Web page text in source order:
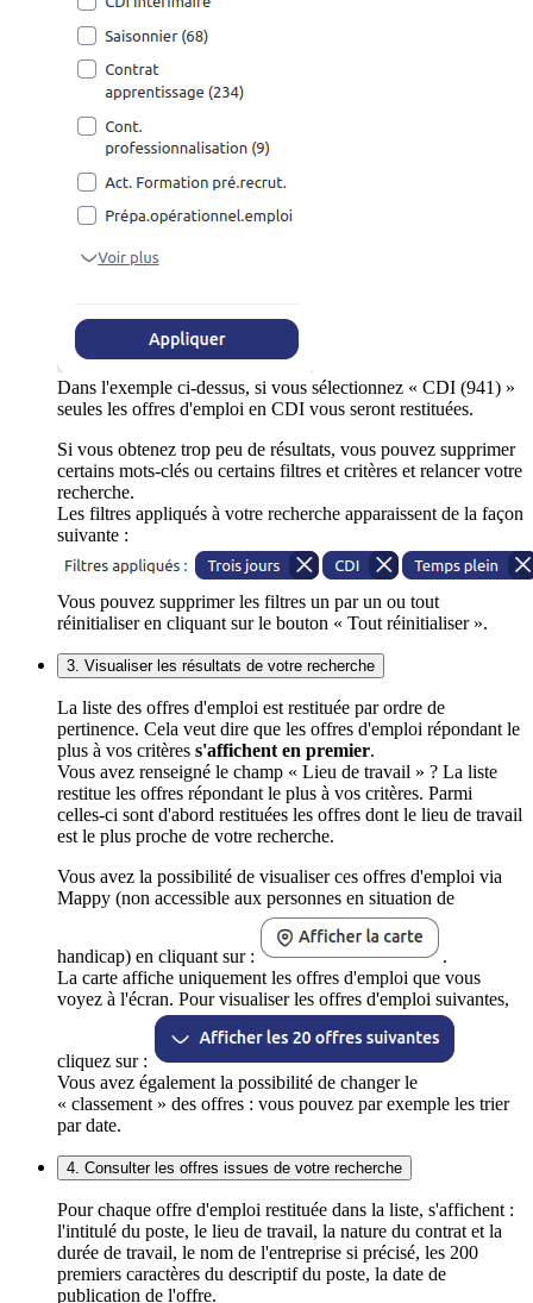
Dans l'exemple ci-dessus, si vous sélectionnez « CDI (941) »
seules les offres d'emploi en CDI vous seront restituées.
Si vous obtenez trop peu de résultats, vous pouvez supprimer
certains mots-clés ou certains filtres et critères et relancer votre
recherche.
Les filtres appliqués à votre recherche apparaissent de la façon
suivante :
Vous pouvez supprimer les filtres un par un ou tout
réinitialiser en cliquant sur le bouton « Tout réinitialiser ».
3. Visualiser les résultats de votre recherche
La liste des offres d'emploi est restituée par ordre de
pertinence. Cela veut dire que les offres d'emploi répondant le
plus à vos critères s'affichent en premier.
Vous avez renseigné le champ « Lieu de travail » ? La liste
restitue les offres répondant le plus à vos critères. Parmi
celles-ci sont d'abord restituées les offres dont le lieu de travail
est le plus proche de votre recherche.
Vous avez la possibilité de visualiser ces offres d'emploi via
Mappy (non accessible aux personnes en situation de
handicap) en cliquant sur :
.
La carte affiche uniquement les offres d'emploi que vous
voyez à l'écran. Pour visualiser les offres d'emploi suivantes,
cliquez sur :
Vous avez également la possibilité de changer le
« classement » des offres : vous pouvez par exemple les trier
par date.
4. Consulter les offres issues de votre recherche
Pour chaque offre d'emploi restituée dans la liste, s'affichent :
l'intitulé du poste, le lieu de travail, la nature du contrat et la
durée de travail, le nom de l'entreprise si précisé, les 200
premiers caractères du descriptif du poste, la date de
publication de l'offre.